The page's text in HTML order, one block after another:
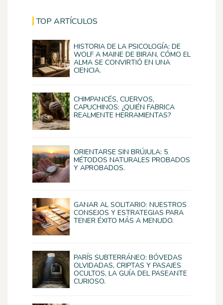
TOP ARTÍCULOS
HISTORIA DE LA PSICOLOGÍA: DE
WOLF A MAINE DE BIRAN, CÓMO EL
ALMA SE CONVIRTIÓ EN UNA
CIENCIA.
CHIMPANCÉS, CUERVOS,
CAPUCHINOS: ¿QUIÉN FABRICA
REALMENTE HERRAMIENTAS?
ORIENTARSE SIN BRÚJULA: 5
MÉTODOS NATURALES PROBADOS
Y APROBADOS.
GANAR AL SOLITARIO: NUESTROS
CONSEJOS Y ESTRATEGIAS PARA
TENER ÉXITO MÁS A MENUDO.
PARÍS SUBTERRÁNEO: BÓVEDAS
OLVIDADAS, CRIPTAS Y PASAJES
OCULTOS, LA GUÍA DEL PASEANTE
CURIOSO.